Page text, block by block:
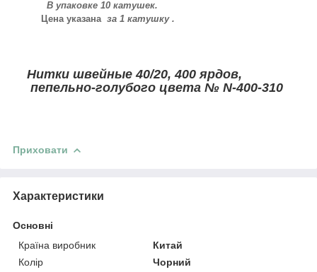
Нитки швейные 40/20, 400 ярдов,
пепельно-голубого цвета № N-400-310
В упаковке 10 катушек.
Цена указана за 1 катушку .
Приховати
Характеристики
Основні
Країна виробник
Китай
Колір
Чорний